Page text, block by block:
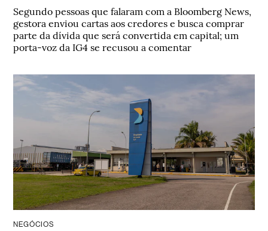
Segundo pessoas que falaram com a Bloomberg News,
gestora enviou cartas aos credores e busca comprar
parte da dívida que será convertida em capital; um
porta-voz da IG4 se recusou a comentar
NEGÓCIOS